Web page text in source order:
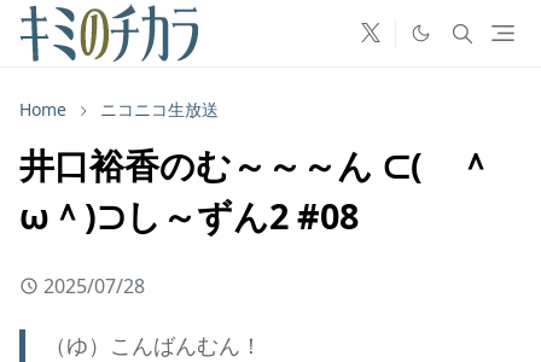
Home ニコニコ生放送
井口裕香のむ～～～ん ⊂( ＾
ω＾)⊃し～ずん2 #08
2025/07/28
（ゆ）こんばんむん！